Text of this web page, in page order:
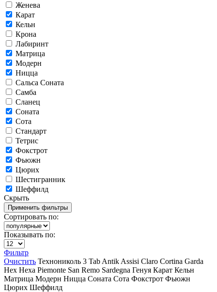
Женева
Карат
Кельн
Крона
Лабиринт
Матрица
Модерн
Ницца
Сальса Соната
Самба
Сланец
Соната
Сота
Стандарт
Тетрис
Фокстрот
Фьюжн
Цюрих
Шестигранник
Шеффилд
Скрыть
Сортировать по:
Показывать по:
Фильтр
Очистить Технониколь 3 Tab Antik Assisi Claro Cortina Garda
Hex Hexa Piemonte San Remo Sardegna Генуя Карат Кельн
Матрица Модерн Ницца Соната Сота Фокстрот Фьюжн
Цюрих Шеффилд